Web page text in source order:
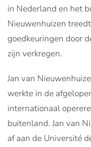
in Nederland en het
Nieuwenhuizen
goedkeuringen door
zijn verkregen.
Jan van
werkte in de
internationaal
buitenland. Jan van
af aan de Université